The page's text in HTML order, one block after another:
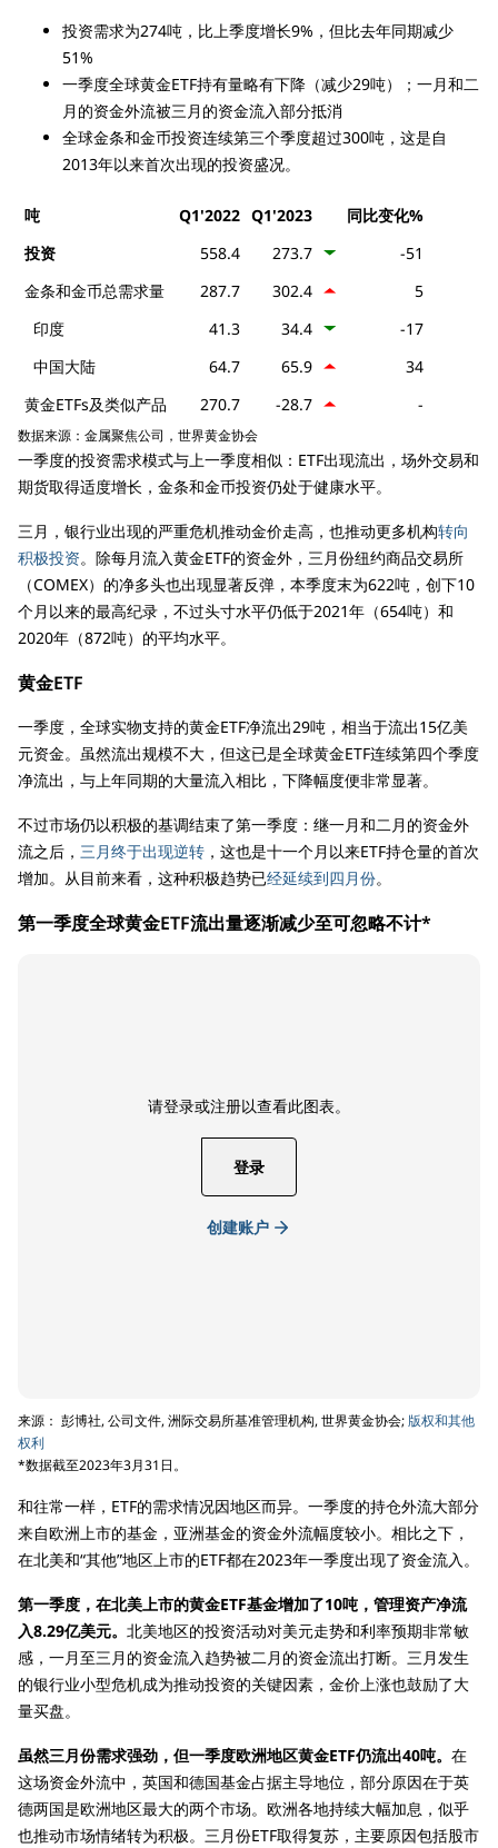
投资需求为274吨，比上季度增长9%，但比去年同期减少
51%
一季度全球黄金ETF持有量略有下降（减少29吨）；一月和二
月的资金外流被三月的资金流入部分抵消
全球金条和金币投资连续第三个季度超过300吨，这是自
2013年以来首次出现的投资盛况。
吨 Q1'2022 Q1'2023
同比变化%
投资
558.4 273.7
-51
金条和金币总需求量
287.7 302.4
5
印度
41.3 34.4
-17
中国大陆
64.7 65.9
34
黄金ETFs及类似产品
270.7 -28.7 -
数据来源：金属聚焦公司，世界黄金协会
一季度的投资需求模式与上一季度相似：ETF出现流出，场外交易和
期货取得适度增长，金条和金币投资仍处于健康水平。
三月，银行业出现的严重危机推动金价走高，也推动更多机构转向
积极投资。除每月流入黄金ETF的资金外，三月份纽约商品交易所
（COMEX）的净多头也出现显著反弹，本季度末为622吨，创下10
个月以来的最高纪录，不过头寸水平仍低于2021年（654吨）和
2020年（872吨）的平均水平。
黄金ETF
一季度，全球实物支持的黄金ETF净流出29吨，相当于流出15亿美
元资金。虽然流出规模不大，但这已是全球黄金ETF连续第四个季度
净流出，与上年同期的大量流入相比，下降幅度便非常显著。
不过市场仍以积极的基调结束了第一季度：继一月和二月的资金外
流之后， 三月终于出现逆转 ，这也是十一个月以来ETF持仓量的首次
增加。从目前来看，这种积极趋势已经延续到四月份。
第一季度全球黄金ETF流出量逐渐减少至可忽略不计*
请登录或注册以查看此图表。
登录
创建账户
来源： 彭博社, 公司文件, 洲际交易所基准管理机构, 世界黄金协会;版权和其他
权利
*数据截至2023年3月31日。
和往常一样，ETF的需求情况因地区而异。一季度的持仓外流大部分
来自欧洲上市的基金，亚洲基金的资金外流幅度较小。相比之下，
在北美和“其他”地区上市的ETF都在2023年一季度出现了资金流入。
第一季度，在北美上市的黄金ETF基金增加了10吨，管理资产净流
入8.29亿美元。 北美地区的投资活动对美元走势和利率预期非常敏
感，一月至三月的资金流入趋势被二月的资金流出打断。三月发生
的银行业小型危机成为推动投资的关键因素，金价上涨也鼓励了大
量买盘。
虽然三月份需求强劲，但一季度欧洲地区黄金ETF仍流出40吨。 在
这场资金外流中，英国和德国基金占据主导地位，部分原因在于英
德两国是欧洲地区最大的两个市场。欧洲各地持续大幅加息，似乎
也推动市场情绪转为积极。三月份ETF取得复苏，主要原因包括股市